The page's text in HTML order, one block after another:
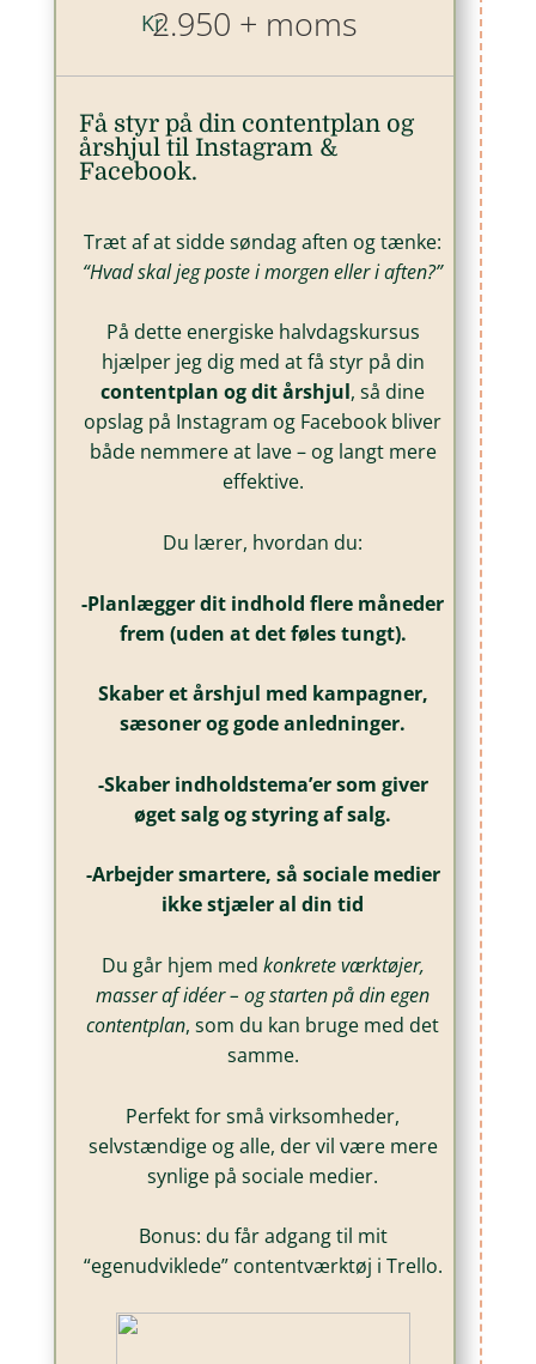
Kr.
2.950 + moms
Få styr på din contentplan og
årshjul til Instagram &
Facebook.
Træt af at sidde søndag aften og tænke:
“Hvad skal jeg poste i morgen eller i aften?”
På dette energiske halvdagskursus
hjælper jeg dig med at få styr på din
contentplan og dit årshjul, så dine
opslag på Instagram og Facebook bliver
både nemmere at lave – og langt mere
effektive.
Du lærer, hvordan du:
-Planlægger dit indhold flere måneder
frem (uden at det føles tungt).
Skaber et årshjul med kampagner,
sæsoner og gode anledninger.
-Skaber indholdstema’er som giver
øget salg og styring af salg.
-Arbejder smartere, så sociale medier
ikke stjæler al din tid
Du går hjem med konkrete værktøjer,
masser af idéer – og starten på din egen
contentplan, som du kan bruge med det
samme.
Perfekt for små virksomheder,
selvstændige og alle, der vil være mere
synlige på sociale medier.
Bonus: du får adgang til mit
“egenudviklede” contentværktøj i Trello.